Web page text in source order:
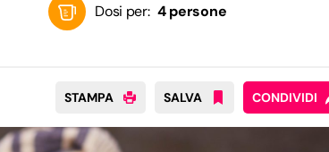
Dosi per: 4 persone
STAMPA SALVA CONDIVIDI